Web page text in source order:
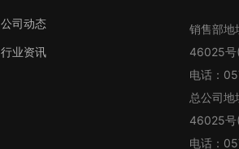
公司动态
行业资讯
销售部地
46025号
电话：
总公司
46025号
电话：